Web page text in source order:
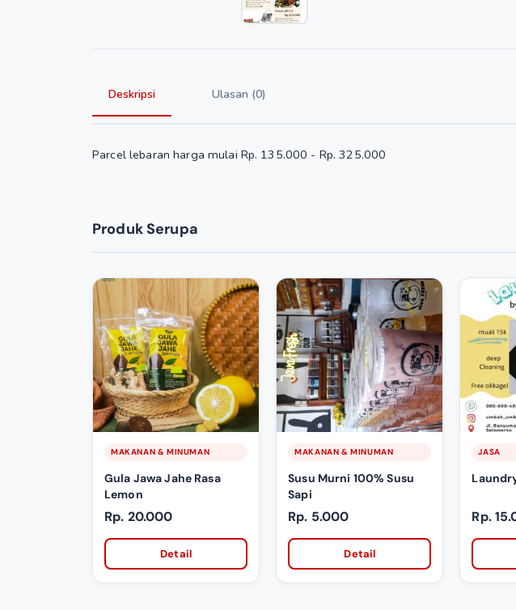
Deskripsi Ulasan (0)
Parcel lebaran harga mulai Rp. 135.000 - Rp. 325.000
Produk Serupa
MAKANAN & MINUMAN
Gula Jawa Jahe Rasa
Lemon
Rp. 20.000
Detail
MAKANAN & MINUMAN
Susu Murni 100% Susu
Sapi
Rp. 5.000
Detail
JASA
Rp.